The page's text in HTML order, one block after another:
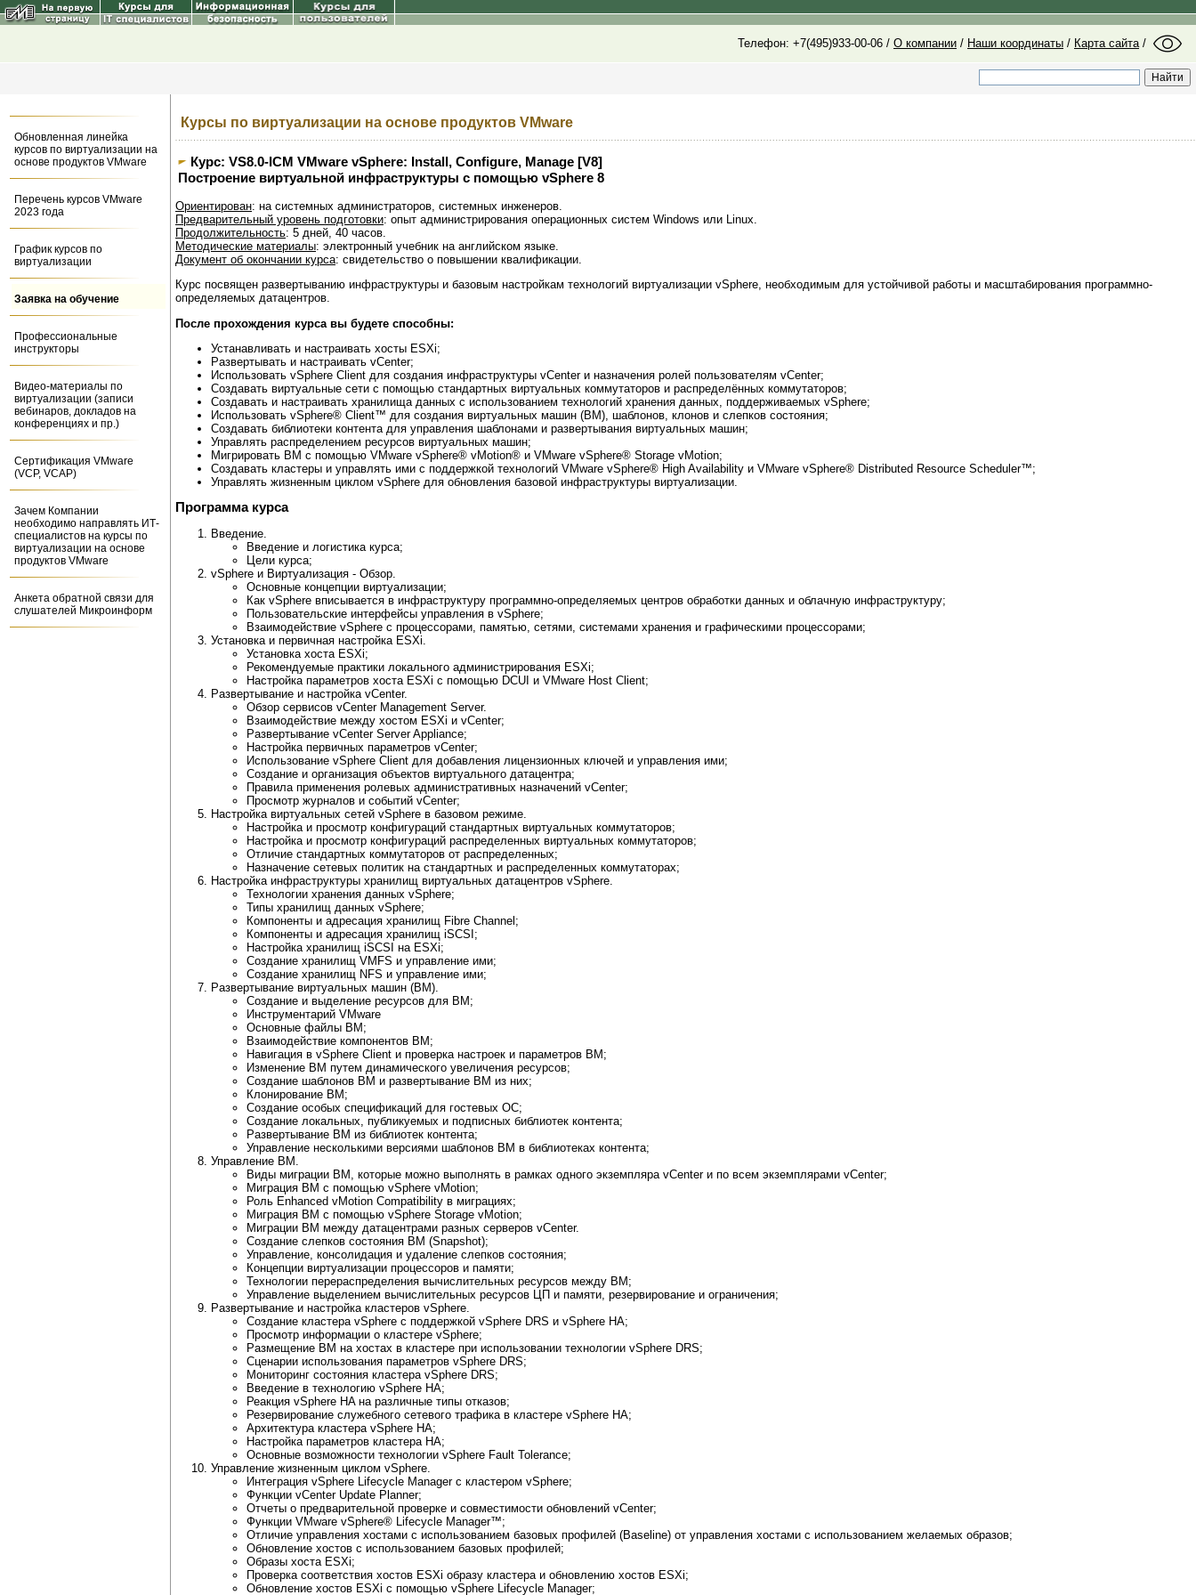
Телефон: +7(495)933-00-06 / О компании / Наши координаты / Карта сайта /
Обновленная линейка
курсов по виртуализации на
основе продуктов VMware
Перечень курсов VMware
2023 года
График курсов по
виртуализации
Заявка на обучение
Профессиональные
инструкторы
Видео-материалы по
виртуализации (записи
вебинаров, докладов на
конференциях и пр.)
Сертификация VMware
(VCP, VCAP)
Зачем Компании
необходимо направлять ИТ-
специалистов на курсы по
виртуализации на основе
продуктов VMware
Анкета обратной связи для
слушателей Микроинформ
Курсы по виртуализации на основе продуктов VMware
Курс: VS8.0-ICM VMware vSphere: Install, Configure, Manage [V8]
Построение виртуальной инфраструктуры с помощью vSphere 8
Ориентирован: на системных администраторов, системных инженеров.
Предварительный уровень подготовки: опыт администрирования операционных систем Windows или Linux.
Продолжительность: 5 дней, 40 часов.
Методические материалы: электронный учебник на английском языке.
Документ об окончании курса: свидетельство о повышении квалификации.
Курс посвящен развертыванию инфраструктуры и базовым настройкам технологий виртуализации vSphere, необходимым для устойчивой работы и масштабирования программно-
определяемых датацентров.
После прохождения курса вы будете способны:
Устанавливать и настраивать хосты ESXi;
Развертывать и настраивать vCenter;
Использовать vSphere Client для создания инфраструктуры vCenter и назначения ролей пользователям vCenter;
Создавать виртуальные сети с помощью стандартных виртуальных коммутаторов и распределённых коммутаторов;
Создавать и настраивать хранилища данных с использованием технологий хранения данных, поддерживаемых vSphere;
Использовать vSphere® Client™ для создания виртуальных машин (ВМ), шаблонов, клонов и слепков состояния;
Создавать библиотеки контента для управления шаблонами и развертывания виртуальных машин;
Управлять распределением ресурсов виртуальных машин;
Мигрировать ВМ с помощью VMware vSphere® vMotion® и VMware vSphere® Storage vMotion;
Создавать кластеры и управлять ими с поддержкой технологий VMware vSphere® High Availability и VMware vSphere® Distributed Resource Scheduler™;
Управлять жизненным циклом vSphere для обновления базовой инфраструктуры виртуализации.
Программа курса
Введение.
Введение и логистика курса;
Цели курса;
vSphere и Виртуализация - Обзор.
Основные концепции виртуализации;
Как vSphere вписывается в инфраструктуру программно-определяемых центров обработки данных и облачную инфраструктуру;
Пользовательские интерфейсы управления в vSphere;
Взаимодействие vSphere с процессорами, памятью, сетями, системами хранения и графическими процессорами;
Установка и первичная настройка ESXi.
Установка хоста ESXi;
Рекомендуемые практики локального администрирования ESXi;
Настройка параметров хоста ESXi с помощью DCUI и VMware Host Client;
Развертывание и настройка vCenter.
Обзор сервисов vCenter Management Server.
Взаимодействие между хостом ESXi и vCenter;
Развертывание vCenter Server Appliance;
Настройка первичных параметров vCenter;
Использование vSphere Client для добавления лицензионных ключей и управления ими;
Создание и организация объектов виртуального датацентра;
Правила применения ролевых административных назначений vCenter;
Просмотр журналов и событий vCenter;
Настройка виртуальных сетей vSphere в базовом режиме.
Настройка и просмотр конфигураций стандартных виртуальных коммутаторов;
Настройка и просмотр конфигураций распределенных виртуальных коммутаторов;
Отличие стандартных коммутаторов от распределенных;
Назначение сетевых политик на стандартных и распределенных коммутаторах;
Настройка инфраструктуры хранилищ виртуальных датацентров vSphere.
Технологии хранения данных vSphere;
Типы хранилищ данных vSphere;
Компоненты и адресация хранилищ Fibre Channel;
Компоненты и адресация хранилищ iSCSI;
Настройка хранилищ iSCSI на ESXi;
Создание хранилищ VMFS и управление ими;
Создание хранилищ NFS и управление ими;
Развертывание виртуальных машин (BM).
Создание и выделение ресурсов для ВМ;
Инструментарий VMware
Основные файлы ВМ;
Взаимодействие компонентов ВМ;
Навигация в vSphere Client и проверка настроек и параметров ВМ;
Изменение ВМ путем динамического увеличения ресурсов;
Создание шаблонов ВМ и развертывание ВМ из них;
Клонирование ВМ;
Создание особых спецификаций для гостевых ОС;
Создание локальных, публикуемых и подписных библиотек контента;
Развертывание ВМ из библиотек контента;
Управление несколькими версиями шаблонов ВМ в библиотеках контента;
Управление BM.
Виды миграции ВМ, которые можно выполнять в рамках одного экземпляра vCenter и по всем экземплярами vCenter;
Миграция ВМ с помощью vSphere vMotion;
Роль Enhanced vMotion Compatibility в миграциях;
Миграция ВМ с помощью vSphere Storage vMotion;
Миграции BM между датацентрами разных серверов vCenter.
Создание слепков состояния ВМ (Snapshot);
Управление, консолидация и удаление слепков состояния;
Концепции виртуализации процессоров и памяти;
Технологии перераспределения вычислительных ресурсов между ВМ;
Управление выделением вычислительных ресурсов ЦП и памяти, резервирование и ограничения;
Развертывание и настройка кластеров vSphere.
Создание кластера vSphere с поддержкой vSphere DRS и vSphere HA;
Просмотр информации о кластере vSphere;
Размещение ВМ на хостах в кластере при использовании технологии vSphere DRS;
Сценарии использования параметров vSphere DRS;
Мониторинг состояния кластера vSphere DRS;
Введение в технологию vSphere HA;
Реакция vSphere HA на различные типы отказов;
Резервирование служебного сетевого трафика в кластере vSphere HA;
Архитектура кластера vSphere HA;
Настройка параметров кластера HA;
Основные возможности технологии vSphere Fault Tolerance;
Управление жизненным циклом vSphere.
Интеграция vSphere Lifecycle Manager с кластером vSphere;
Функции vCenter Update Planner;
Отчеты о предварительной проверке и совместимости обновлений vCenter;
Функции VMware vSphere® Lifecycle Manager™;
Отличие управления хостами с использованием базовых профилей (Baseline) от управления хостами с использованием желаемых образов;
Обновление хостов с использованием базовых профилей;
Образы хоста ESXi;
Проверка соответствия хостов ESXi образу кластера и обновлению хостов ESXi;
Обновление хостов ESXi с помощью vSphere Lifecycle Manager;